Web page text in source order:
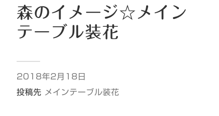
森のイメージ☆メイン
テーブル装花
2018年2月18日
投稿先
メインテーブル装花